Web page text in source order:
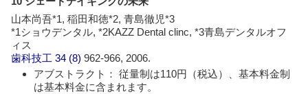
山本尚吾*1, 稲田和徳*2, 青島徹児*3
*1ショウデンタル, *2KAZZ Dental clinc, *3青島デンタルオフ
ィス
歯科技工 34 (8)962-966, 2006.
アブストラクト： 従量制は110円（税込）、基本料金制
は基本料金に含まれます。